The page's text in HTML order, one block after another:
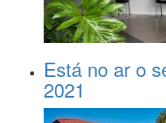
Está no ar o
2021